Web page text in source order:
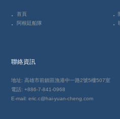
首頁
阿根廷船隊
聯絡資訊
地址: 高雄市前鎮區漁港中一路2號5樓507室
電話: +886-7-841-0968
E-mail: eric.c@hai-yuan-cheng.com